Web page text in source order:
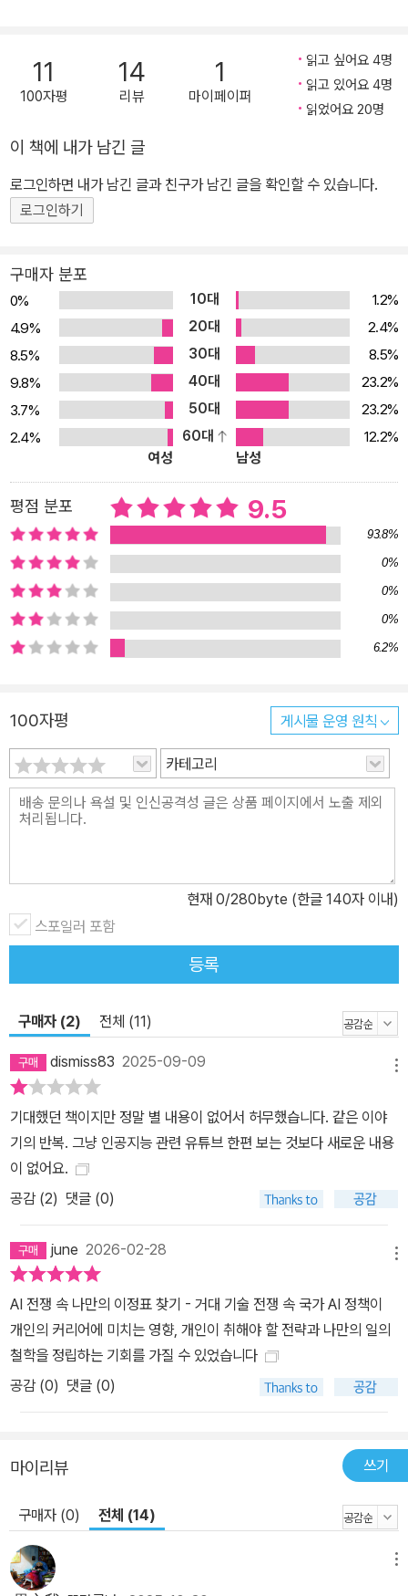
야 하는지를 날카롭게 제시한다. 먼저 1장에서는 최근 AI 역사에서 가
장 중대한 전환점을 포착한다. 오픈AI o1, 딥시크 R1 등 논증적 사고
가 가능한 거대 리즈닝 모델의 등장과 예상보다 빠르게 다가온 AGI
신과 MCP로 본격화된 AI 에이전트에 대해서도 다루었다. 이어지는
2장에서는 전 지구적 AI 패권 경쟁의 뜨거운 전장을 조망한다. 트럼
프 정부의 AI 진흥, EU의 300조 원 투자 선언, 딥시크 출시로 미국과
U 확보에 나선 중동까지 완전히 새로운 국면으로 접어든 AI 지정학을
분석했다. 3장에서는 오픈AI, 구글, 메타 등 실리콘밸리 빅테크들의
‘정신이 아득할 정도’의 속도전을 조명한다. 또한 딥시크와 알리바바
로 대표되는 중국 AI 기업들의 약진을 분석하는 동시에, 국내 AI 생태
계를 가로막는 구조적 걸림돌들을 다루었다. 4장은 AGI 임박 앞에서
인류가 마주한 실존적 질문들을 던진다. 파리 AI 정상회의 이후 AI 안
전성이 역설적으로 약화된 현실을 조명하고, 알파이볼브와 같이 스스
로 진화하는 AI와 인간 사이의 새로운 관계 설정 방안을 모색한다. 끝
으로, 5장 절체절명의 순간에 선 대한민국의 마지막 기회를 진단한
다. 미·중 AI 경쟁이 전쟁에 비견될 만큼 격화된 현실에서 한국이 주춤
하는 사이 경쟁국들이 앞서거나 동등한 수준에 도달했다. 하지만 저
자들은 AI 시대는 아직 초입 단계라며 희망의 메시지를 전한다. AI 연
구와 산업 간 괴리 해소, AI 데이터센터 구축, 국가 초지능 연구소 및
AI 디지털혁신부 신설, 인재 확보 정책, 국방 AI 전환까지 한국이 도약
하기 위한 구체적이고 실행 가능한 로드맵을 제시한다. AI를 장악한
국가가 세계를 지배한다 한국 AI 정책의 핵심 설계자가 제시한 전략
의 메시지다. AI가 핵무기 이상의 국력이 되어가는 시대, 《AI 전쟁 2.
0》은 단언한다. AI는 단순한 기술이 아니라 생존 전략이며, 대한민국
의 미래를 가르는 결정 변수라고 말이다. 하지만 이 책은 위기만을 경
고하지 않는다. 그 대신 지금이라도 제대로 된 전략과 실행력을 갖춘
다면 한국은 반드시 기회를 잡을 수 있다고 역설한다. 하정우 저자는
부 초대 AI미래기획수석으로서 한국의 소버린 AI 정책을 직접 설계하
고 있다. 그의 발언 하나하나가 한국 AI 정책의 방향을 가늠하는 지표
가 되고 있는 것이다. 그렇기에 그의 목소리가 담긴 이 책을 통해 대한
민국 AI의 미래를 누구보다 먼저 조망할 수 있을 것이다.
11
100자평
14
리뷰
1
마이페이퍼
읽고 싶어요 4명
읽고 있어요 4명
읽었어요 20명
이 책에 내가 남긴 글
로그인하면 내가 남긴 글과 친구가 남긴 글을 확인할 수 있습니다.
로그인하기
구매자 분포
0% 10대
1.2%
4.9%
20대
2.4%
8.5%
30대
8.5%
9.8%
40대
23.2%
3.7%
50대
23.2%
2.4%
60대
12.2%
여성
남성
평점 분포 9.5
93.8%
0%
0%
0%
6.2%
100자평 게시물 운영 원칙
카테고리
현재 0/280byte (한글 140자 이내)
스포일러 포함
등록
구매자 (2) 전체 (11)
dismiss83 2025-09-09
기대했던 책이지만 정말 별 내용이 없어서 허무했습니다. 같은 이야
기의 반복. 그냥 인공지능 관련 유튜브 한편 보는 것보다 새로운 내용
이 없어요.
공감 (2) 댓글 (0)
june 2026-02-28
AI 전쟁 속 나만의 이정표 찾기 - 거대 기술 전쟁 속 국가 AI 정책이
개인의 커리어에 미치는 영향, 개인이 취해야 할 전략과 나만의 일의
철학을 정립하는 기회를 가질 수 있었습니다
공감 (0) 댓글 (0)
마이리뷰 쓰기
구매자 (0) 전체 (14)